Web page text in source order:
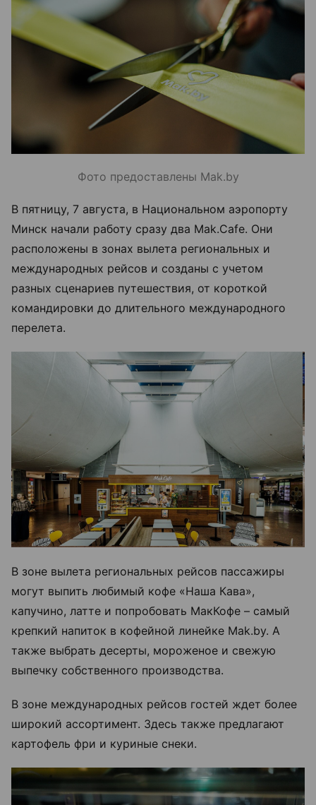
Фото предоставлены Mak.by
В пятницу, 7 августа, в Национальном аэропорту
Минск начали работу сразу два Mak.Cafe. Они
расположены в зонах вылета региональных и
международных рейсов и созданы с учетом
разных сценариев путешествия, от короткой
командировки до длительного международного
перелета.
В зоне вылета региональных рейсов пассажиры
могут выпить любимый кофе «Наша Кава»,
капучино, латте и попробовать МакКофе – самый
крепкий напиток в кофейной линейке Mak.by. А
также выбрать десерты, мороженое и свежую
выпечку собственного производства.
В зоне международных рейсов гостей ждет более
широкий ассортимент. Здесь также предлагают
картофель фри и куриные снеки.